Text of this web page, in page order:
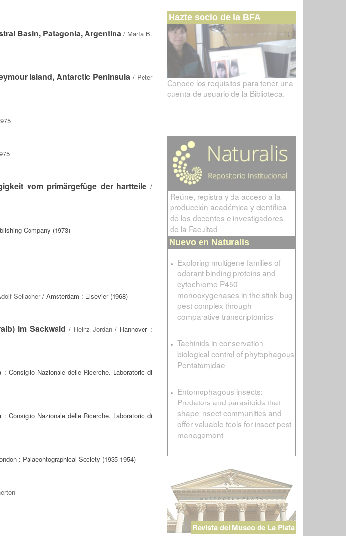
Basin, Patagonia, Argentina / María B.
Island, Antarctic Peninsula/ Peter
vom primärgefüge der hartteile /
Company (1973)
Seilacher/ Amsterdam : Elsevier (1968)
im Sackwald / Heinz Jordan / Hannover :
: Consiglio Nazionale delle Ricerche. Laboratorio di
: Consiglio Nazionale delle Ricerche. Laboratorio di
: Palaeontographical Society (1935-1954)
Hazte socio de la BFA
Conoce los requisitos para tener una
cuenta de usuario de la Biblioteca.
Reúne, registra y da acceso a la
producción académica y científica
de los docentes e investigadores
de la Facultad
Nuevo en Naturalis
Exploring multigene families of
odorant binding proteins and
cytochrome P450
monooxygenases in the stink bug
pest complex through
comparative transcriptomics
Tachinids in conservation
biological control of phytophagous
Pentatomidae
Entomophagous insects:
Predators and parasitoids that
shape insect communities and
offer valuable tools for insect pest
management
Revista del Museo de La Plata